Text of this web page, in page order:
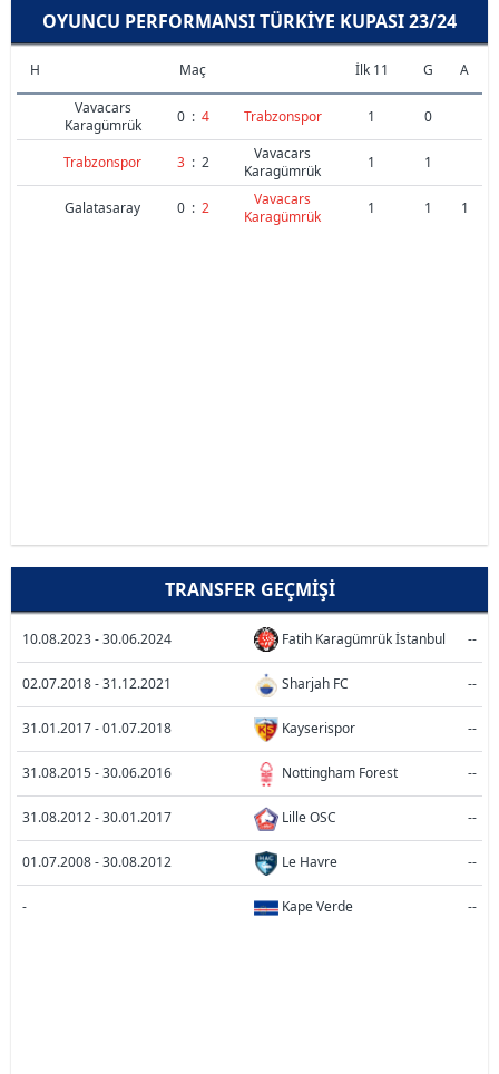
OYUNCU PERFORMANSI TÜRKIYE KUPASI 23/24
H Maç İlk 11 G
A
Vavacars
Karagümrük
0 : 4 Trabzonspor 1 0
Trabzonspor 3 : 2
Vavacars
Karagümrük
1 1
Galatasaray 0 : 2
Vavacars
Karagümrük
1 1 1
TRANSFER GEÇMIŞI
10.08.2023 - 30.06.2024 Fatih Karagümrük İstanbul --
02.07.2018 - 31.12.2021 Sharjah FC --
31.01.2017 - 01.07.2018 Kayserispor --
31.08.2015 - 30.06.2016 Nottingham Forest --
31.08.2012 - 30.01.2017 Lille OSC --
01.07.2008 - 30.08.2012 Le Havre --
- Kape Verde --